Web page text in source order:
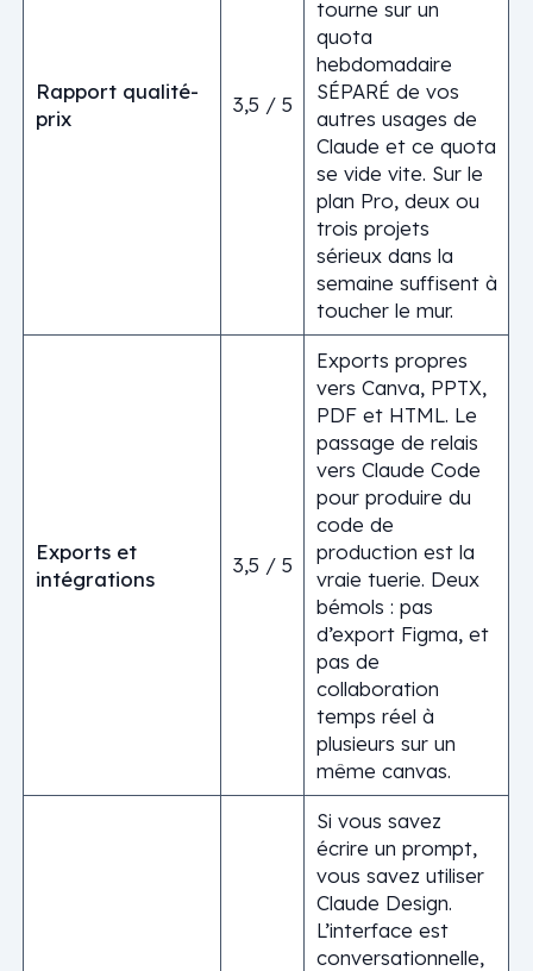
Rapport qualité-
prix
3,5 / 5
tourne sur un
quota
hebdomadaire
SÉPARÉ de vos
autres usages de
Claude et ce quota
se vide vite. Sur le
plan Pro, deux ou
trois projets
sérieux dans la
semaine suffisent à
toucher le mur.
Exports et
intégrations
3,5 / 5
Exports propres
vers Canva, PPTX,
PDF et HTML. Le
passage de relais
vers Claude Code
pour produire du
code de
production est la
vraie tuerie. Deux
bémols : pas
d’export Figma, et
pas de
collaboration
temps réel à
plusieurs sur un
même canvas.
Si vous savez
écrire un prompt,
vous savez utiliser
Claude Design.
L’interface est
conversationnelle,